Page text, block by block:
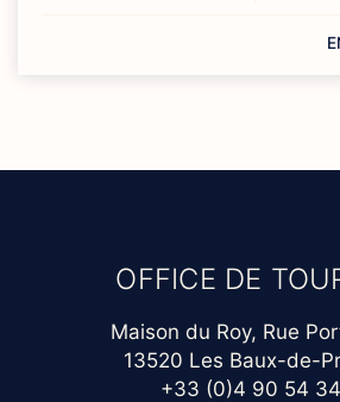
OFFICE DE
Maison du Roy, Rue
13520 Les Baux-de-
+33 (0)4 90 54